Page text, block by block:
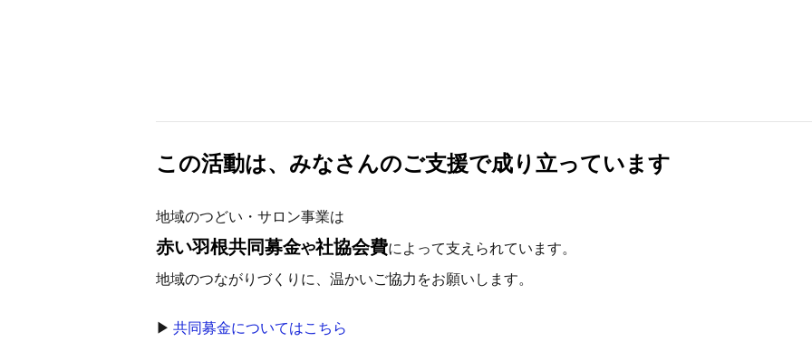
この活動は、みなさんのご支援で成り立っています
地域のつどい・サロン事業は
赤い羽根共同募金や社協会費によって支えられています。
地域のつながりづくりに、温かいご協力をお願いします。
▶ 共同募金についてはこちら